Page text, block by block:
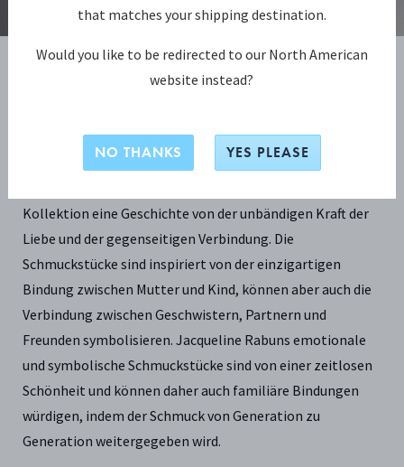
Mit zwei ineinandergreifenden Formen – die kleinere wird
Kollektion eine Geschichte von der unbändigen Kraft der
Liebe und der gegenseitigen Verbindung. Die
Schmuckstücke sind inspiriert von der einzigartigen
Bindung zwischen Mutter und Kind, können aber auch die
Verbindung zwischen Geschwistern, Partnern und
Freunden symbolisieren. Jacqueline Rabuns emotionale
und symbolische Schmuckstücke sind von einer zeitlosen
Schönheit und können daher auch familiäre Bindungen
würdigen, indem der Schmuck von Generation zu
Generation weitergegeben wird.
that matches your shipping destination.
Would you like to be redirected to our North American
website instead?
NO THANKS YES PLEASE